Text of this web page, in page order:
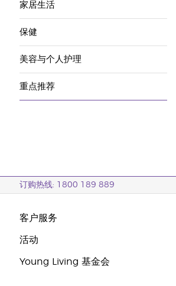
家居生活
保健
美容与个人护理
重点推荐
订购热线: 1800 189 889
客户服务
活动
Young Living 基金会